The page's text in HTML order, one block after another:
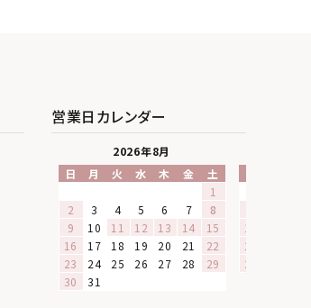
営業日カレンダー
2026年8月
日
月 火 水 木 金
土
1
2
3 4 5 6 7
8
9
10 11 12 13 14
15
16
17 18 19 20 21
22
23
24 25 26 27 28
29
30
31
13
20
27